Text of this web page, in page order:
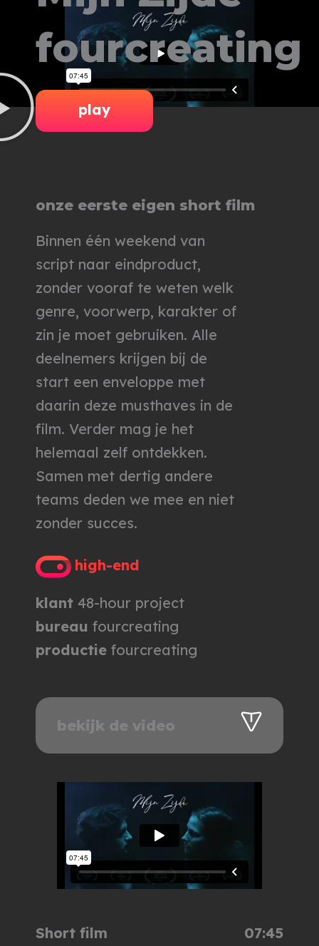
inhoud
fourcreating
play
onze eerste eigen short film
Binnen één weekend van
script naar eindproduct,
zonder vooraf te weten welk
genre, voorwerp, karakter of
zin je moet gebruiken. Alle
deelnemers krijgen bij de
start een enveloppe met
daarin deze musthaves in de
film. Verder mag je het
helemaal zelf ontdekken.
Samen met dertig andere
teams deden we mee en niet
zonder succes.
high-end
klant 48-hour project
bureau fourcreating
productie fourcreating
bekijk de video
Short film
07:45